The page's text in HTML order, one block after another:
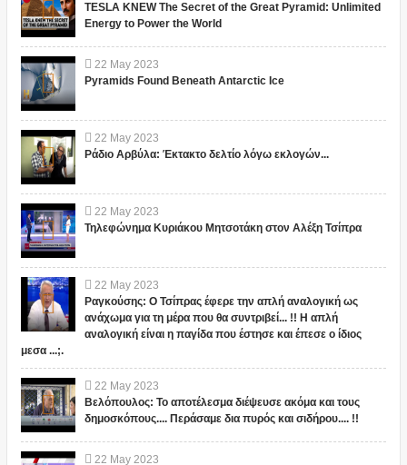
TESLA KNEW The Secret of the Great Pyramid: Unlimited
Energy to Power the World
22 May 2023
Pyramids Found Beneath Antarctic Ice
22 May 2023
Ράδιο Αρβύλα: Έκτακτο δελτίο λόγω εκλογών...
22 May 2023
Τηλεφώνημα Κυριάκου Μητσοτάκη στον Αλέξη Τσίπρα
22 May 2023
Ραγκούσης: Ο Τσίπρας έφερε την απλή αναλογική ως
ανάχωμα για τη μέρα που θα συντριβεί... !! Η απλή
αναλογική είναι η παγίδα που έστησε και έπεσε ο ίδιος
μεσα ...;.
22 May 2023
Βελόπουλος: Το αποτέλεσμα διέψευσε ακόμα και τους
δημοσκόπους.... Περάσαμε δια πυρός και σιδήρου.... !!
22 May 2023